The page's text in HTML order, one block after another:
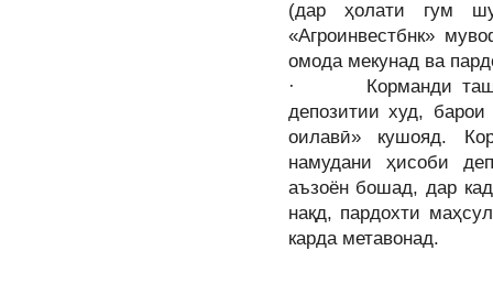
(дар ҳолати гум
«Агроинвестбнк»
омода мекунад ва
· Корманди
депозитии худ,
оилавӣ» кушояд.
намудани ҳисоби
аъзоён бошад, дар
нақд, пардохти
карда метавонад.